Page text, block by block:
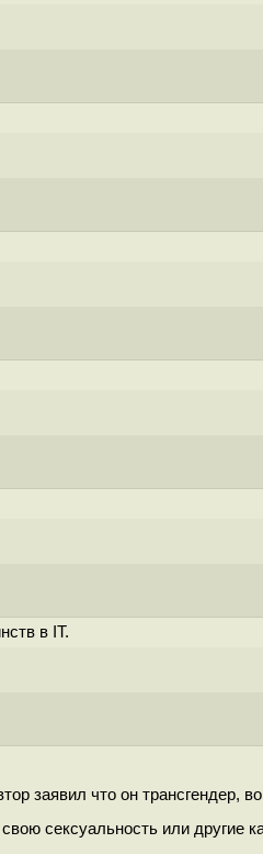
в IT.
заявил что он трансгендер,
сексуальность или другие